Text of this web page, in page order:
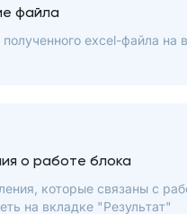
файла
excel-файла на
о работе блока
которые связаны с
на вкладке "Результат"